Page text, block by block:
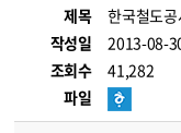
제목
한국철도공
작성일
2013-08-
조회수
41,282
파일